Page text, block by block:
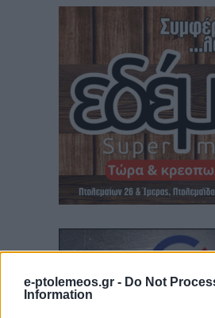
e-ptolemeos.gr - Do Not
Information